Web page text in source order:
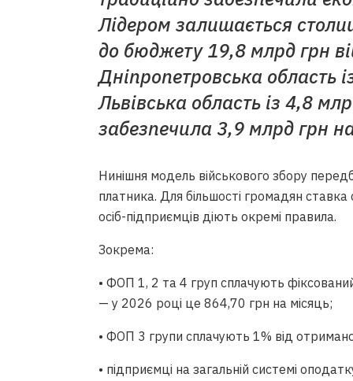
Лідером залишається
до бюджету 19,8 млрд грн
Дніпропетровська область
Львівська область із 4,8
забезпечила 3,9 млрд грн
Нинішня модель військового збору
платника. Для більшості громадян
осіб-підприємців діють окремі правила.
Зокрема:
• ФОП 1, 2 та 4 груп сплачують фіксований
— у 2026 році це 864,70 грн на місяць;
• ФОП 3 групи сплачують 1% від
• підприємці на загальній системі